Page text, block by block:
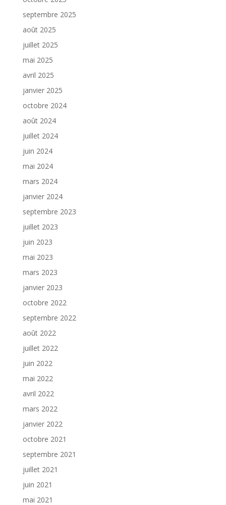
septembre 2025
août 2025
juillet 2025
mai 2025
avril 2025
janvier 2025
octobre 2024
août 2024
juillet 2024
juin 2024
mai 2024
mars 2024
janvier 2024
septembre 2023
juillet 2023
juin 2023
mai 2023
mars 2023
janvier 2023
octobre 2022
septembre 2022
août 2022
juillet 2022
juin 2022
mai 2022
avril 2022
mars 2022
janvier 2022
octobre 2021
septembre 2021
juillet 2021
juin 2021
mai 2021